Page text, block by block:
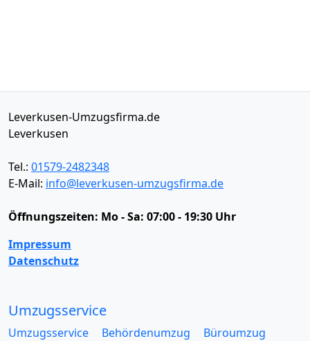
Leverkusen-Umzugsfirma.de
Leverkusen
Tel.: 01579-2482348
E-Mail: info@leverkusen-umzugsfirma.de
Öffnungszeiten: Mo - Sa: 07:00 - 19:30 Uhr
Impressum
Datenschutz
Umzugsservice
Umzugsservice Behördenumzug
Büroumzug